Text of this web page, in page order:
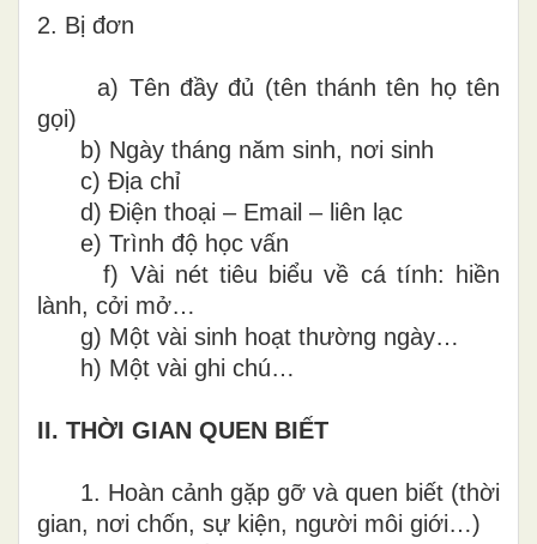
2. Bị đơn
a) Tên đầy đủ (tên thánh tên họ tên
gọi)
b) Ngày tháng năm sinh, nơi sinh
c) Địa chỉ
d) Điện thoại – Email – liên lạc
e) Trình độ học vấn
f) Vài nét tiêu biểu về cá tính: hiền
lành, cởi mở…
g) Một vài sinh hoạt thường ngày…
h) Một vài ghi chú…
II. THỜI GIAN QUEN BIẾT
1. Hoàn cảnh gặp gỡ và quen biết (thời
gian, nơi chốn, sự kiện, người môi giới…)